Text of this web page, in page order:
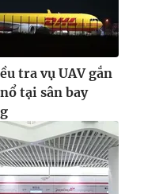
tra vụ UAV gắn
tại sân bay